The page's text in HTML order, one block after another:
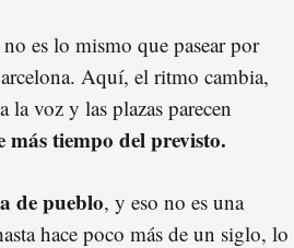
es lo mismo que pasear por
Aquí, el ritmo cambia,
la voz y las plazas parecen
más tiempo del previsto.
de pueblo, y eso no es una
hace poco más de un siglo, lo